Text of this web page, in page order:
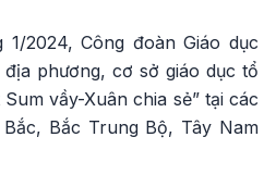
2024, Công đoàn Giáo dục
phương, cơ sở giáo dục tổ
vầy-Xuân chia sẻ” tại các
Bắc Trung Bộ, Tây Nam